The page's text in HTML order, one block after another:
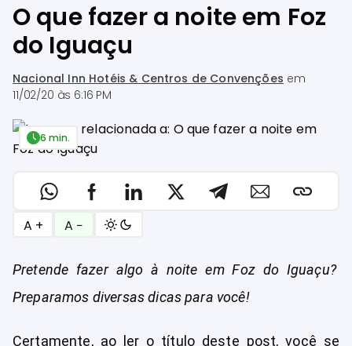
O que fazer a noite em Foz
do Iguaçu
Nacional Inn Hotéis & Centros de Convenções em
11/02/20 às 6:16 PM
6 min.
A + A −
Pretende fazer algo à noite em Foz do Iguaçu?
Preparamos diversas dicas para você!
Certamente, ao ler o título deste post, você se